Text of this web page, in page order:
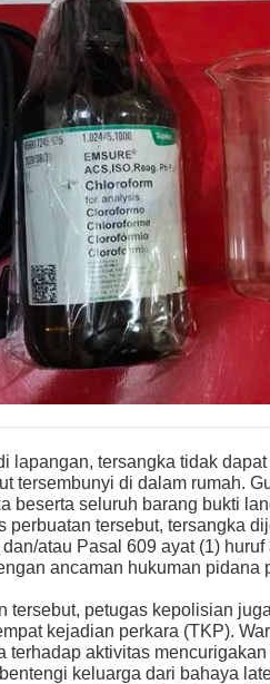
lapangan, tersangka tidak
tersembunyi di dalam rumah.
beserta seluruh barang bukti
perbuatan tersebut, tersangka
atau Pasal 609 ayat (1)
ancaman hukuman pidana
tersebut, petugas kepolisian
kejadian perkara (TKP).
terhadap aktivitas
keluarga dari bahaya